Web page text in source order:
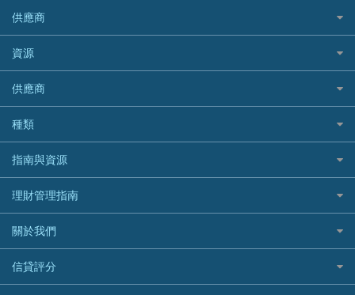
PrimeCredit 安信信貸
Promise 邦民日本財務
Rabbit Credit月兔信貸
Standard Chartered 渣打銀行
UA 亞洲聯合財務
WeLab Bank
WeLend 貸款
高獎賞信用卡推薦
酒店信用卡
東亞銀行
SIM
Airwallex信用卡
危疾保險
年金資訊
樓宇火險
越南旅遊保險及資訊
澳洲旅遊保險及資訊
長者嘆世界
家庭親子遊
自駕遊比較
相機有得保
專為孕婦設計的最佳旅遊保險
最佳滑雪旅遊保險
最適合BB的旅遊保險
Allied World 世聯
Avo
中國銀行
Bolttech 保特
Blue Cross 藍十字
中國平安
HSBC滙豐銀行
MSIG 三井住友
Prudential 保誠
QBE 昆士蘭
Starr
Allianz安聯汽車保險
bolttech保障汽車保險
Zurich蘇黎世汽車保險
QBE昆士蘭汽車保險
平安汽車保險
富途證券
IB盈透證券
老虎證券
uSMART 盈立證券
華盛証券
長橋證券
WeBull微牛證券
漲樂全球通｜華泰國際
OSL
供應商
富途牛牛好唔好？
Webull微牛證券好唔好？
Longbridge長橋證券好唔好？
老虎證券好唔好？
華盛証券好唔好？
漲樂全球通好唔好？
IB盈透證券好唔好？
盈立證券 uSMART 好唔好？
Stashaway好唔好？
資源
股票戶口開戶
證券行邊間好？
港股5隻高息ETF精選
什麼是ETF？
香港30大高息股排行
黃金ETF懶人包
最值得注意的比特幣ETF
選股策略：五步調查攻略
供應商
銀行戶口比較
尊尚銀行戶口
Citi Plus
中信銀行inMotion
Airwallex銀行
種類
定期存款
港元定存
人民幣定存
美元定存
英鎊定存
澳元定存
指南與資源
理財資訊
識慳識賺
債務管理
投資理財
置業安居
理財管理指南
常用相關詞彙
MoneyHero電子報
所有合作銀行或機構
關於我們
服務承諾
網上支援
信貸評分